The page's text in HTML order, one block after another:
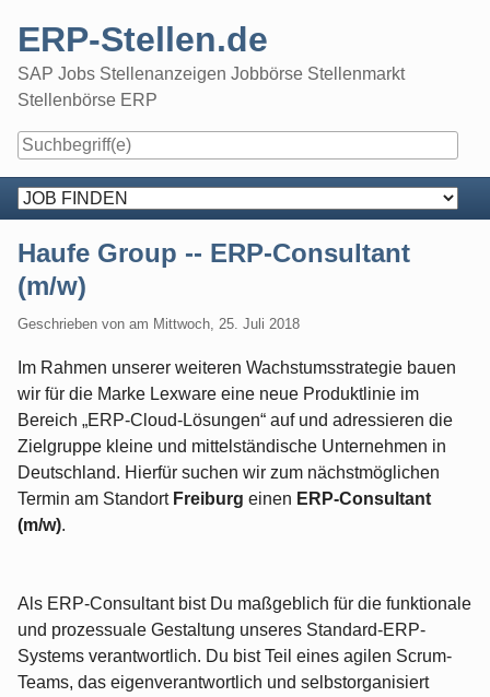
content
ERP-Stellen.de
SAP Jobs Stellenanzeigen Jobbörse Stellenmarkt
Stellenbörse ERP
Navigation
Haufe Group -- ERP-Consultant
(m/w)
Geschrieben von am Mittwoch, 25. Juli 2018
Im Rahmen unserer weiteren Wachstumsstrategie bauen
wir für die Marke Lexware eine neue Produktlinie im
Bereich „ERP-Cloud-Lösungen“ auf und adressieren die
Zielgruppe kleine und mittelständische Unternehmen in
Deutschland. Hierfür suchen wir zum nächstmöglichen
Termin am Standort Freiburg einen ERP-Consultant
(m/w).
Als ERP-Consultant bist Du maßgeblich für die funktionale
und prozessuale Gestaltung unseres Standard-ERP-
Systems verantwortlich. Du bist Teil eines agilen Scrum-
Teams, das eigenverantwortlich und selbstorganisiert